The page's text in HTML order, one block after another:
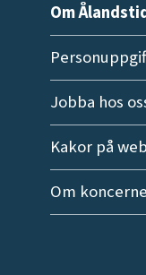
Om
Jobba hos
Kakor på
Om